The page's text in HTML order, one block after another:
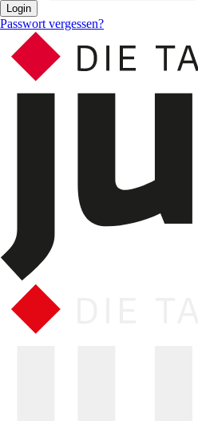
Login
Passwort vergessen?